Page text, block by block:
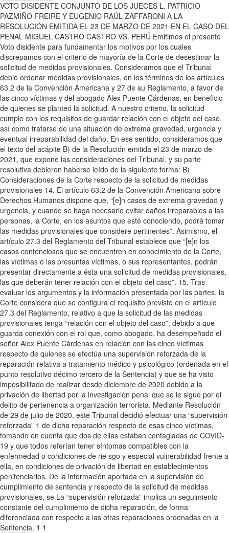
VOTO DISIDENTE CONJUNTO DE LOS JUECES L. PATRICIO
PAZMIÑO FREIRE Y EUGENIO RAÚL ZAFFARONI A LA
RESOLUCIÓN EMITIDA EL 23 DE MARZO DE 2021 EN EL CASO DEL
PENAL MIGUEL CASTRO CASTRO VS. PERÚ Emitimos el presente
Voto disidente para fundamentar los motivos por los cuales
discrepamos con el criterio de mayoría de la Corte de desestimar la
solicitud de medidas provisionales. Consideramos que el Tribunal
debió ordenar medidas provisionales, en los términos de los artículos
63.2 de la Convención Americana y 27 de su Reglamento, a favor de
las cinco víctimas y del abogado Alex Puente Cárdenas, en beneficio
de quienes se planteó la solicitud. A nuestro criterio, la solicitud
cumple con los requisitos de guardar relación con el objeto del caso,
así como tratarse de una situación de extrema gravedad, urgencia y
eventual irreparabilidad del daño. En ese sentido, consideramos que
el texto del acápite B) de la Resolución emitida el 23 de marzo de
2021, que expone las consideraciones del Tribunal, y su parte
resolutiva debieron haberse leído de la siguiente forma: B)
Consideraciones de la Corte respecto de la solicitud de medidas
provisionales 14. El artículo 63.2 de la Convención Americana sobre
Derechos Humanos dispone que, “[e]n casos de extrema gravedad y
urgencia, y cuando se haga necesario evitar daños irreparables a las
personas, la Corte, en los asuntos que esté conociendo, podrá tomar
las medidas provisionales que considere pertinentes”. Asimismo, el
artículo 27.3 del Reglamento del Tribunal establece que “[e]n los
casos contenciosos que se encuentren en conocimiento de la Corte,
las víctimas o las presuntas víctimas, o sus representantes, podrán
presentar directamente a ésta una solicitud de medidas provisionales,
las que deberán tener relación con el objeto del caso”. 15. Tras
evaluar los argumentos y la información presentada por las partes, la
Corte considera que se configura el requisito previsto en el artículo
27.3 del Reglamento, relativo a que la solicitud de las medidas
provisionales tenga “relación con el objeto del caso”, debido a que
guarda conexión con el rol que, como abogado, ha desempeñado el
señor Alex Puente Cárdenas en relación con las cinco víctimas
respecto de quienes se efectúa una supervisión reforzada de la
reparación relativa a tratamiento médico y psicológico (ordenada en el
punto resolutivo décimo tercero de la Sentencia) y que se ha visto
imposibilitado de realizar desde diciembre de 2020 debido a la
privación de libertad por la investigación penal que se le sigue por el
delito de pertenencia a organización terrorista. Mediante Resolución
de 29 de julio de 2020, este Tribunal decidió efectuar una “supervisión
reforzada” 1 de dicha reparación respecto de esas cinco víctimas,
tomando en cuenta que dos de ellas estaban contagiadas de COVID-
19 y que todos referían tener síntomas compatibles con la
enfermedad o condiciones de rie sgo y especial vulnerabilidad frente a
ella, en condiciones de privación de libertad en establecimientos
penitenciarios. De la información aportada en la supervisión de
cumplimiento de sentencia y respecto de la solicitud de medidas
provisionales, se La “supervisión reforzada” implica un seguimiento
constante del cumplimiento de dicha reparación, de forma
diferenciada con respecto a las otras reparaciones ordenadas en la
Sentencia. 1 1